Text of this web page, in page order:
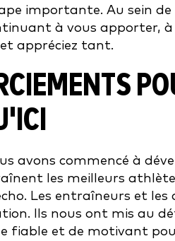
importante. Au sein de
à vous apporter, à
appréciez tant.
avons commencé à
les meilleurs
Les entraîneurs et
Ils nous ont mis au
fiable et de motivant